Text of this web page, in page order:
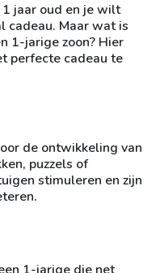
jaar oud en je wilt
cadeau. Maar wat is
1-jarige zoon? Hier
perfecte cadeau te
de ontwikkeling van
puzzels of
stimuleren en zijn